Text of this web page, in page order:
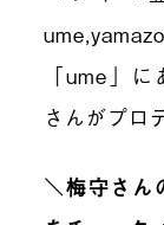
「ume」
さんがプロ
＼梅守さん